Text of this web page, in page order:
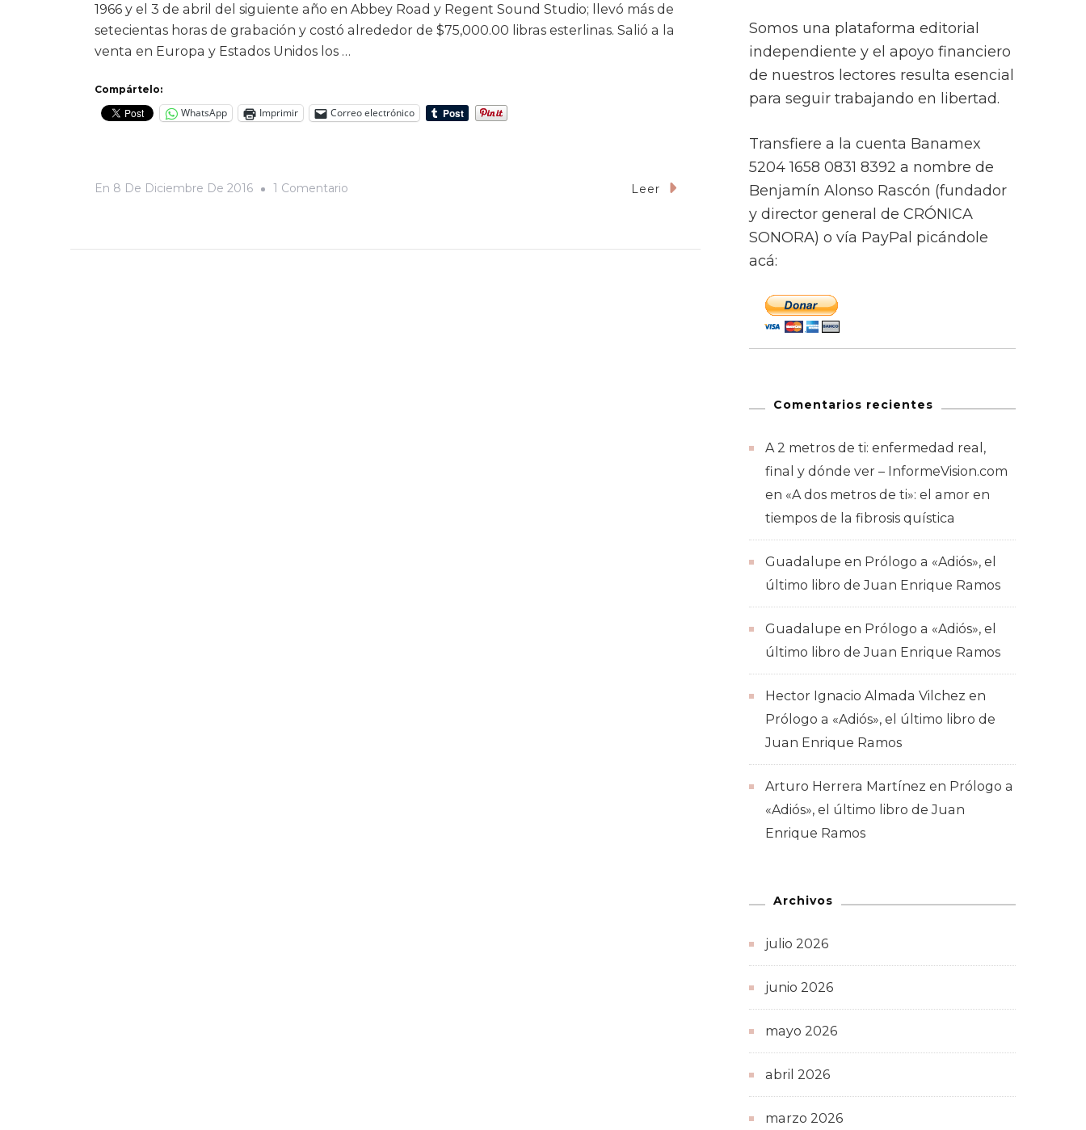
1966 y el 3 de abril del siguiente año en Abbey Road y Regent Sound Studio; llevó más de
setecientas horas de grabación y costó alrededor de $75,000.00 libras esterlinas. Salió a la
venta en Europa y Estados Unidos los …
Compártelo:
WhatsApp Imprimir Correo electrónico
En 8 De Diciembre De 2016 1 Comentario Leer
Somos una plataforma editorial
independiente y el apoyo financiero
de nuestros lectores resulta esencial
para seguir trabajando en libertad.
Transfiere a la cuenta Banamex
5204 1658 0831 8392 a nombre de
Benjamín Alonso Rascón (fundador
y director general de CRÓNICA
SONORA) o vía PayPal picándole
acá:
Comentarios recientes
A 2 metros de ti: enfermedad real,
final y dónde ver – InformeVision.com
en «A dos metros de ti»: el amor en
tiempos de la fibrosis quística
Guadalupe en Prólogo a «Adiós», el
último libro de Juan Enrique Ramos
Guadalupe en Prólogo a «Adiós», el
último libro de Juan Enrique Ramos
Hector Ignacio Almada Vilchez en
Prólogo a «Adiós», el último libro de
Juan Enrique Ramos
Arturo Herrera Martínez en Prólogo a
«Adiós», el último libro de Juan
Enrique Ramos
Archivos
julio 2026
junio 2026
mayo 2026
abril 2026
marzo 2026